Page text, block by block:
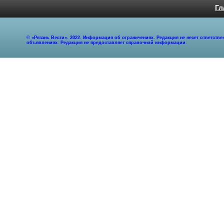
© «Рязань Вести». 2022. Информация об ограничениях. Редакция не несет
объявлениях. Редакция не предоставляет справочной информации.